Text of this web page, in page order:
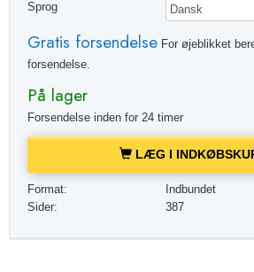
Sprog
Gratis forsendelseFor øjeblikket
forsendelse.
På lager
Forsendelse inden for 24 timer
LÆG I
Format:
Indbundet
Sider:
387